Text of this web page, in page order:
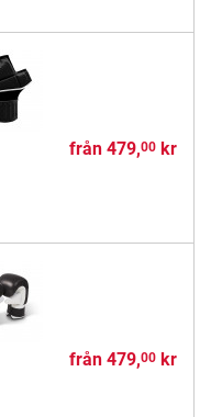
från 479,00kr
från 479,00kr